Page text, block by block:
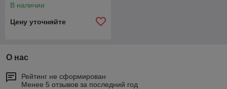
В наличии
Цену уточняйте
О нас
Рейтинг не сформирован
Менее 5 отзывов за последний год